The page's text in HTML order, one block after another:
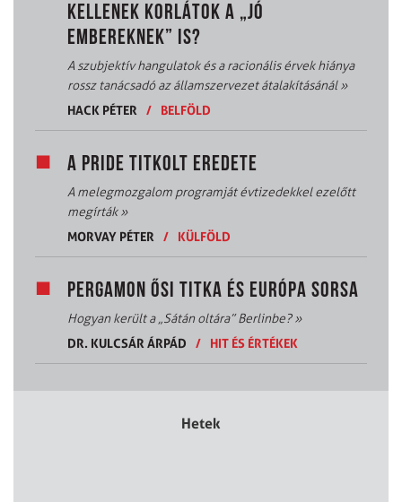
KELLENEK KORLÁTOK A „JÓ
EMBEREKNEK” IS?
A szubjektív hangulatok és a racionális érvek hiánya
rossz tanácsadó az államszervezet átalakításánál»
HACK PÉTER
/ BELFÖLD
A PRIDE TITKOLT EREDETE
A melegmozgalom programját évtizedekkel ezelőtt
megírták»
MORVAY PÉTER
/ KÜLFÖLD
PERGAMON ŐSI TITKA ÉS EURÓPA SORSA
Hogyan került a „Sátán oltára” Berlinbe?»
DR. KULCSÁR ÁRPÁD
/ HIT ÉS ÉRTÉKEK
Hetek